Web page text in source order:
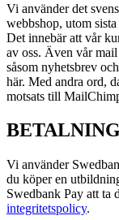
Vi använder det
webbshop, utom
Det innebär att vår
av oss. Även vår
såsom nyhetsbrev
här. Med andra ord,
motsats till
Vi använder
du köper en
Swedbank Pay att ta
integritetspolicy.